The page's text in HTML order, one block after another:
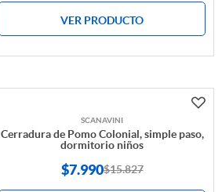
VER PRODUCTO
SCANAVINI
Cerradura de Pomo Colonial, simple paso,
dormitorio niños
$7.990$15.827